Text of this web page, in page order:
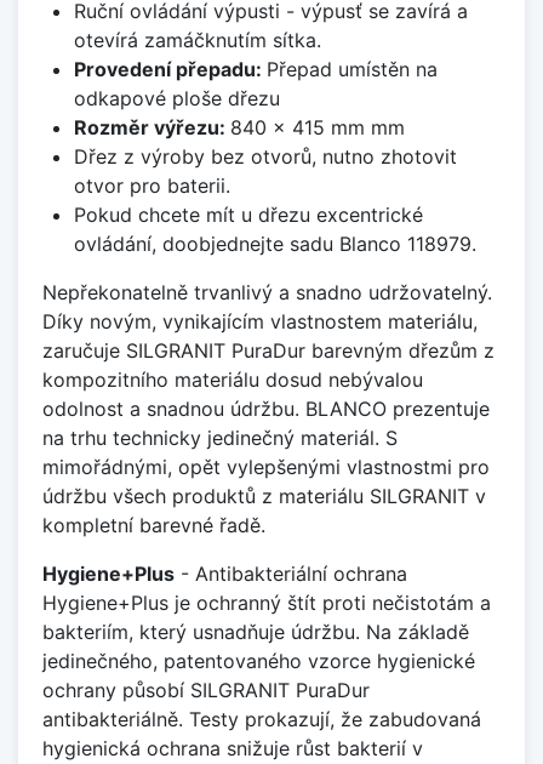
Ruční ovládání výpusti - výpusť se zavírá a
otevírá zamáčknutím sítka.
Provedení přepadu: Přepad umístěn na
odkapové ploše dřezu
Rozměr výřezu: 840 x 415 mm mm
Dřez z výroby bez otvorů, nutno zhotovit
otvor pro baterii.
Pokud chcete mít u dřezu excentrické
ovládání, doobjednejte sadu Blanco 118979.
Nepřekonatelně trvanlivý a snadno udržovatelný.
Díky novým, vynikajícím vlastnostem materiálu,
zaručuje SILGRANIT PuraDur barevným dřezům z
kompozitního materiálu dosud nebývalou
odolnost a snadnou údržbu. BLANCO prezentuje
na trhu technicky jedinečný materiál. S
mimořádnými, opět vylepšenými vlastnostmi pro
údržbu všech produktů z materiálu SILGRANIT v
kompletní barevné řadě.
Hygiene+Plus - Antibakteriální ochrana
Hygiene+Plus je ochranný štít proti nečistotám a
bakteriím, který usnadňuje údržbu. Na základě
jedinečného, patentovaného vzorce hygienické
ochrany působí SILGRANIT PuraDur
antibakteriálně. Testy prokazují, že zabudovaná
hygienická ochrana snižuje růst bakterií v